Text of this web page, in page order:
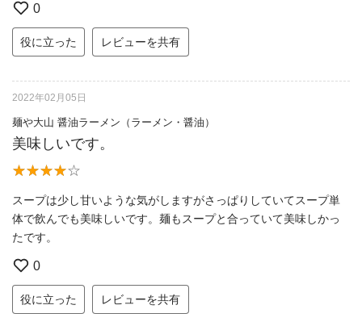
0
役に立った レビューを共有
2022年02月05日
麺や大山 醤油ラーメン（ラーメン・醤油）
美味しいです。
スープは少し甘いような気がしますがさっぱりしていてスープ単
体で飲んでも美味しいです。麺もスープと合っていて美味しかっ
たです。
0
役に立った レビューを共有